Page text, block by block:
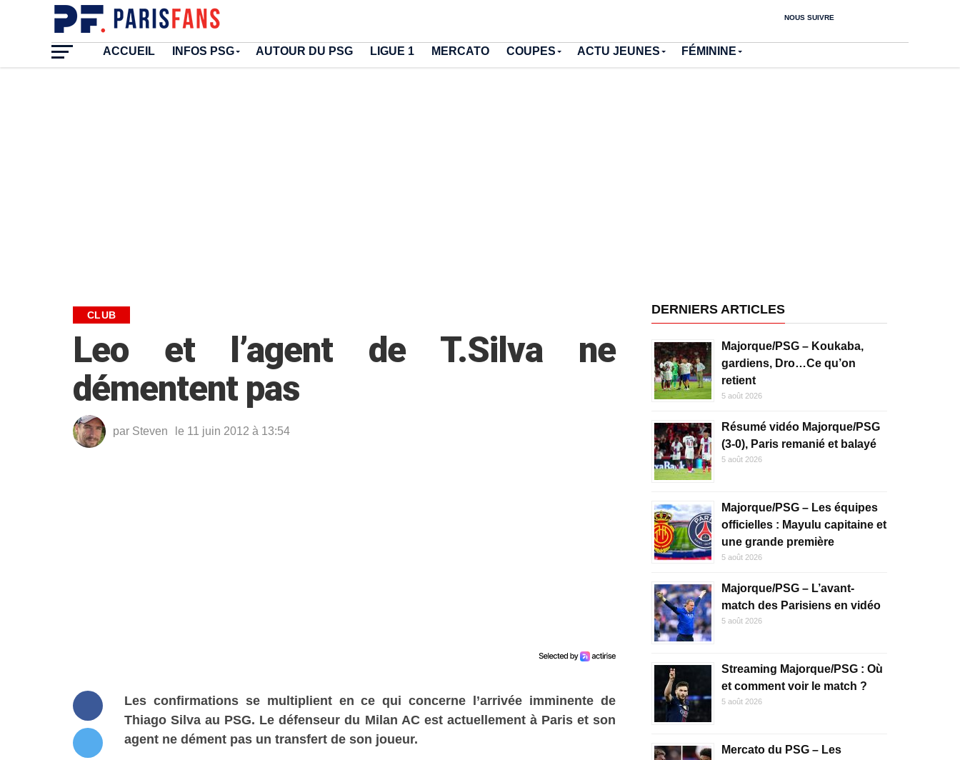
NOUS SUIVRE
ACCUEIL INFOS PSG AUTOUR DU PSG LIGUE 1 MERCATO COUPES ACTU JEUNES FÉMININE
CLUB
Leo et l’agent de T.Silva ne
démentent pas
par Steven le 11 juin 2012 à 13:54
Les confirmations se multiplient en ce qui concerne l’arrivée imminente de
Thiago Silva au PSG. Le défenseur du Milan AC est actuellement à Paris et son
agent ne dément pas un transfert de son joueur.
DERNIERS ARTICLES
Majorque/PSG – Koukaba,
gardiens, Dro…Ce qu’on
retient
5 août 2026
Résumé vidéo Majorque/PSG
(3-0), Paris remanié et balayé
5 août 2026
Majorque/PSG – Les équipes
officielles : Mayulu capitaine et
une grande première
5 août 2026
Majorque/PSG – L’avant-
match des Parisiens en vidéo
5 août 2026
Streaming Majorque/PSG : Où
et comment voir le match ?
5 août 2026
Mercato du PSG – Les